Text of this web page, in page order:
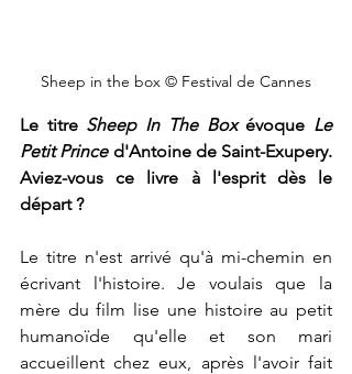
Sheep in the box © Festival de Cannes
Le titre Sheep In The Box évoque Le
Petit Prince d'Antoine de Saint-Exupery.
Aviez-vous ce livre à l'esprit dès le
départ ?
Le titre n'est arrivé qu'à mi-chemin en
écrivant l'histoire. Je voulais que la
mère du film lise une histoire au petit
humanoïde qu'elle et son mari
accueillent chez eux, après l'avoir fait